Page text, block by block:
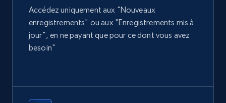
LinkedIn posts
URL, ID, User id, Use url, Title, Headline, Post
text, Date posted, and more.
Accédez uniquement aux "Nouveaux
enregistrements" ou aux "Enregistrements mis à
jour", en ne payant que pour ce dont vous avez
besoin"